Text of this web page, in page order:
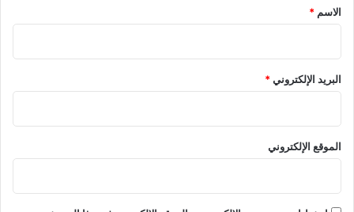
*
الاسم *
البريد الإلكتروني*
الموقع الإلكتروني